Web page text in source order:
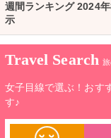
週間ランキング 2024
示
Travel Search
女子目線で選ぶ！おす
す♪